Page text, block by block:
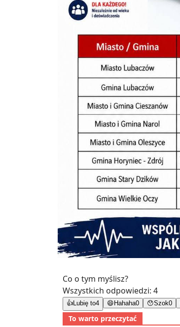
Co o tym myślisz?
Wszystkich odpowiedzi: 4
👍Lubię to4 😄Hahaha0 😯Szok0
To warto przeczytać